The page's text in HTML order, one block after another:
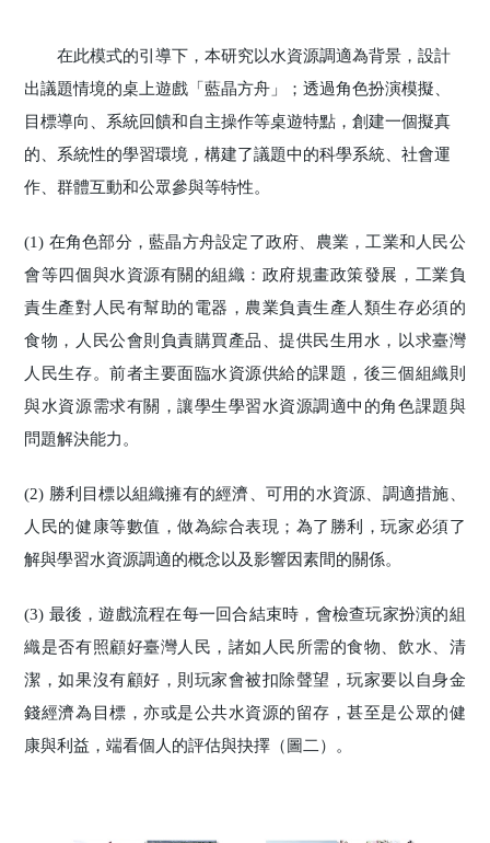
在此模式的引導下，本研究以水資源調適為背景，設計
出議題情境的桌上遊戲「藍晶方舟」；透過角色扮演模擬、
目標導向、系統回饋和自主操作等桌遊特點，創建一個擬真
的、系統性的學習環境，構建了議題中的科學系統、社會運
作、群體互動和公眾參與等特性。
(1) 在角色部分，藍晶方舟設定了政府、農業，工業和人民公
會等四個與水資源有關的組織：政府規畫政策發展，工業負
責生產對人民有幫助的電器，農業負責生產人類生存必須的
食物，人民公會則負責購買產品、提供民生用水，以求臺灣
人民生存。前者主要面臨水資源供給的課題，後三個組織則
與水資源需求有關，讓學生學習水資源調適中的角色課題與
問題解決能力。
(2) 勝利目標以組織擁有的經濟、可用的水資源、調適措施、
人民的健康等數值，做為綜合表現；為了勝利，玩家必須了
解與學習水資源調適的概念以及影響因素間的關係。
(3) 最後，遊戲流程在每一回合結束時，會檢查玩家扮演的組
織是否有照顧好臺灣人民，諸如人民所需的食物、飲水、清
潔，如果沒有顧好，則玩家會被扣除聲望，玩家要以自身金
錢經濟為目標，亦或是公共水資源的留存，甚至是公眾的健
康與利益，端看個人的評估與抉擇（圖二）。